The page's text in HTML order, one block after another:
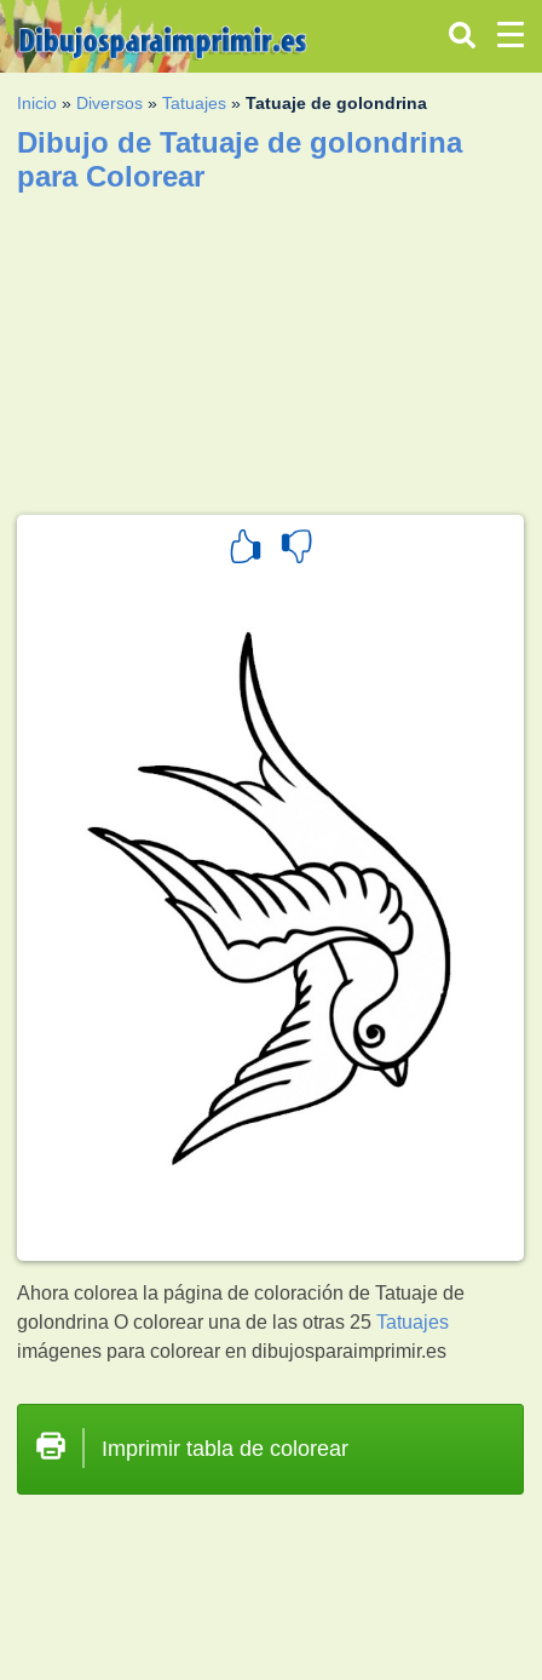
Inicio » Diversos »Tatuajes »Tatuaje de golondrina
Dibujo de Tatuaje de golondrina
para Colorear
Ahora colorea la página de coloración de Tatuaje de
golondrina O colorear una de las otras 25Tatuajes
imágenes para colorear en dibujosparaimprimir.es
Imprimir tabla de colorear